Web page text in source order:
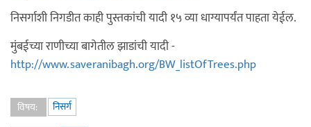
निसर्गाशी निगडीत काही पुस्तकांची यादी १५ व्या धाग्यापर्यंत पाहता येईल.
मुंबईच्या राणीच्या बागेतील झाडांची यादी -
http://www.saveranibagh.org/BW_listOfTrees.php
विषय:
निसर्ग